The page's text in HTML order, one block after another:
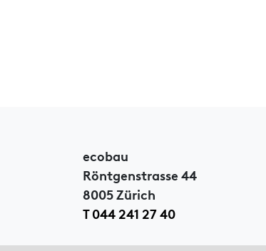
ecobau
Röntgenstrasse 44
8005 Zürich
T 044 241 27 40